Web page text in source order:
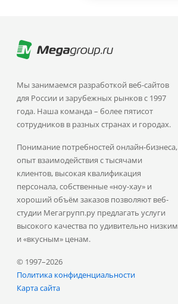
Мы занимаемся разработкой веб-сайтов
для России и зарубежных рынков с 1997
года. Наша команда – более пятисот
сотрудников в разных странах и городах.
Понимание потребностей онлайн-бизнеса,
опыт взаимодействия с тысячами
клиентов, высокая квалификация
персонала, собственные «ноу-хау» и
хороший объём заказов позволяют веб-
студии Мегагрупп.ру предлагать услуги
высокого качества по удивительно низким
и «вкусным» ценам.
© 1997–2026
Политика конфиденциальности
Карта сайта